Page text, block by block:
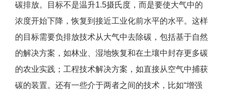
碳排放。目标不是温升1.5摄氏度，而是要使大气中的
浓度开始下降，恢复到接近工业化前水平的水平。这样
的目标需要负排放技术从大气中去除碳，包括基于自然
的解决方案，如林业、湿地恢复和在土壤中封存更多碳
的农业实践；工程技术解决方案，如直接从空气中捕获
碳的装置。还有一些介于两者之间的技术，比如“增强